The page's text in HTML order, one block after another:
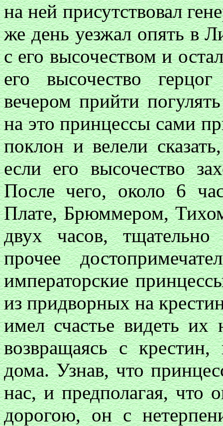
на ней присутствовал
же день уезжал опять в
с его высочеством и
его высочество
вечером прийти
на это принцессы сами
поклон и велели
если его высочество
После чего, около 6
Плате, Брюммером,
двух часов,
прочее
императорские
из придворных на
имел счастье видеть
возвращаясь с
дома. Узнав, что
нас, и предполагая, что
дорогою, он с